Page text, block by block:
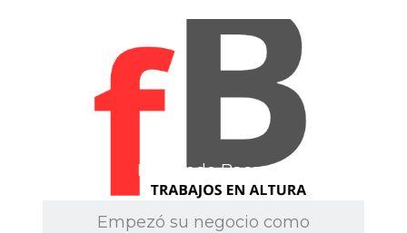
Fernando Bacas
Empezó su negocio como